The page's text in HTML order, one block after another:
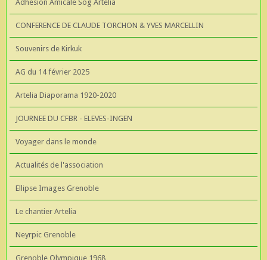
Adhésion Amicale Sog Artelia
CONFERENCE DE CLAUDE TORCHON & YVES MARCELLIN
Souvenirs de Kirkuk
AG du 14 février 2025
Artelia Diaporama 1920-2020
JOURNEE DU CFBR - ELEVES-INGEN
Voyager dans le monde
Actualités de l'association
Ellipse Images Grenoble
Le chantier Artelia
Neyrpic Grenoble
Grenoble Olympique 1968